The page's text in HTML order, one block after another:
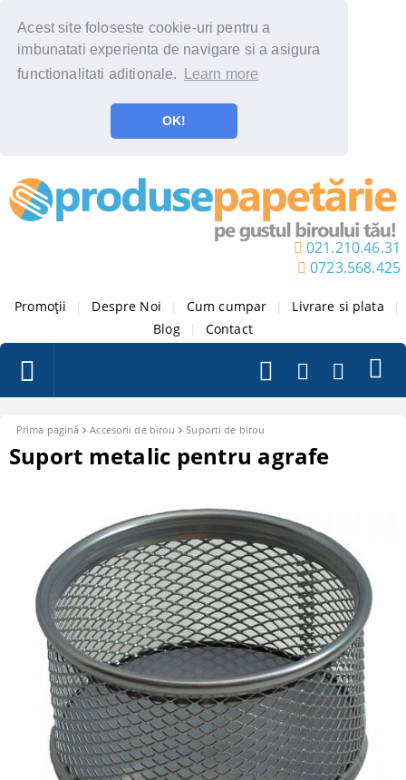
Acest site foloseste cookie-uri pentru a
imbunatati experienta de navigare si a asigura
functionalitati aditionale.
Learn more
OK!
021.210.46.31
0723.568.425
Promoții Despre Noi Cum cumpar Livrare si plata
Blog
Contact
Prima pagină Accesorii de birou Suporti de birou
Suport metalic pentru agrafe